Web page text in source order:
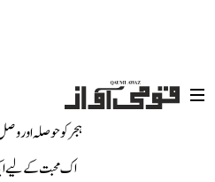
ہجر کو حوصلہ اور
اک محبت کے لیے